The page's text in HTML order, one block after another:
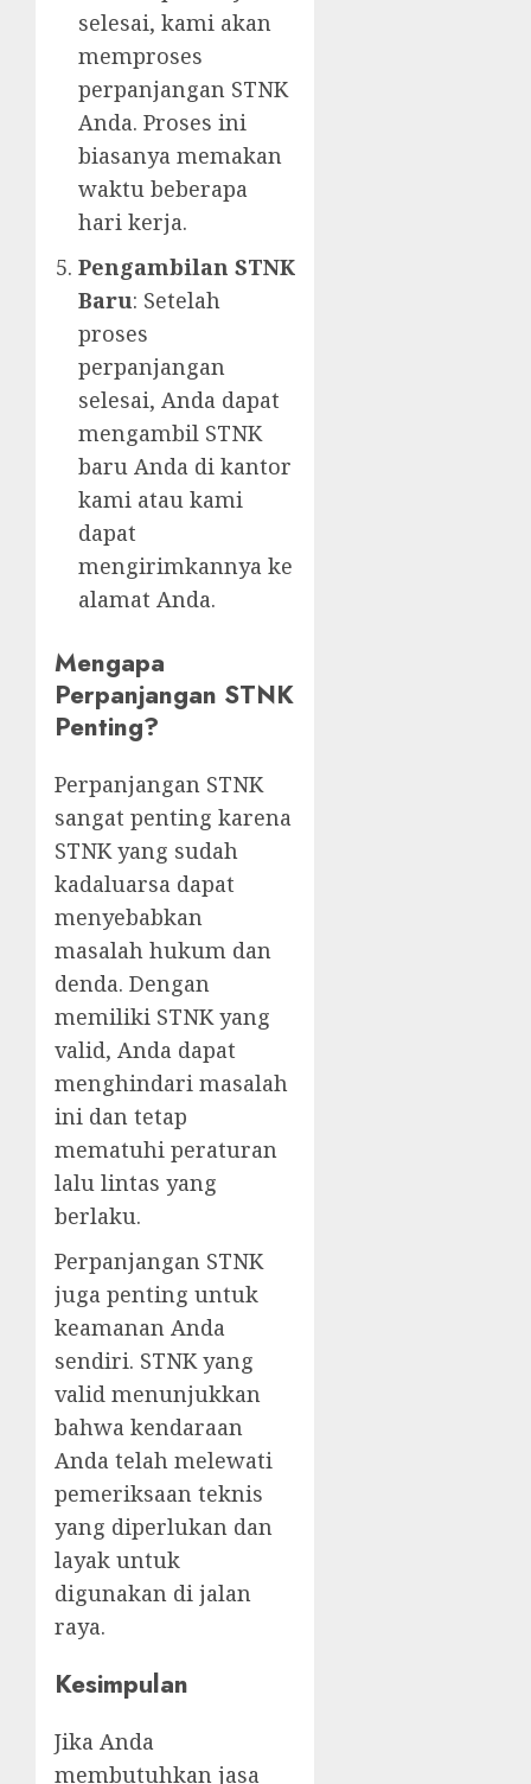
selesai, kami akan
memproses
perpanjangan STNK
Anda. Proses ini
biasanya memakan
waktu beberapa
hari kerja.
Pengambilan STNK
Baru: Setelah
proses
perpanjangan
selesai, Anda dapat
mengambil STNK
baru Anda di kantor
kami atau kami
dapat
mengirimkannya ke
alamat Anda.
Mengapa
Perpanjangan STNK
Penting?
Perpanjangan STNK
sangat penting karena
STNK yang sudah
kadaluarsa dapat
menyebabkan
masalah hukum dan
denda. Dengan
memiliki STNK yang
valid, Anda dapat
menghindari masalah
ini dan tetap
mematuhi peraturan
lalu lintas yang
berlaku.
Perpanjangan STNK
juga penting untuk
keamanan Anda
sendiri. STNK yang
valid menunjukkan
bahwa kendaraan
Anda telah melewati
pemeriksaan teknis
yang diperlukan dan
layak untuk
digunakan di jalan
raya.
Kesimpulan
Jika Anda
membutuhkan jasa